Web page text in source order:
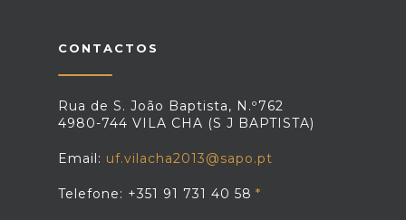
CONTACTOS
Rua de S. João Baptista, N.º762
4980-744 VILA CHA (S J BAPTISTA)
Email: uf.vilacha2013@sapo.pt
Telefone: +351 91 731 40 58